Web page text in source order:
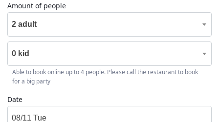
Amount of people
2 adult
0 kid
Able to book online up to 4 people. Please call the restaurant to book
for a big party
Date